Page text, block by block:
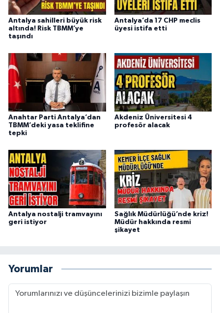
Antalya sahilleri büyük risk
altında! Risk TBMM’ye
taşındı
Antalya’da 17 CHP meclis
üyesi istifa etti
Anahtar Parti Antalya’dan
TBMM’deki yasa teklifine
tepki
Akdeniz Üniversitesi 4
profesör alacak
Antalya nostalji tramvayını
geri istiyor
Sağlık Müdürlüğü’nde kriz!
Müdür hakkında resmi
şikayet
Yorumlar